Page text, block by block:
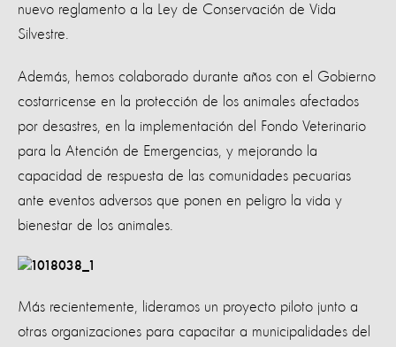
nuevo reglamento a la Ley de Conservación de Vida
Silvestre.
Además, hemos colaborado durante años con el Gobierno
costarricense en la protección de los animales afectados
por desastres, en la implementación del Fondo Veterinario
para la Atención de Emergencias, y mejorando la
capacidad de respuesta de las comunidades pecuarias
ante eventos adversos que ponen en peligro la vida y
bienestar de los animales.
Más recientemente, lideramos un proyecto piloto junto a
otras organizaciones para capacitar a municipalidades del